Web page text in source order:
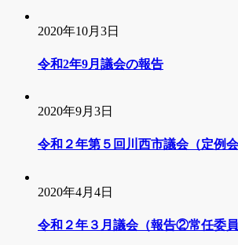
2020年10月3日
令和2年9月議会の報告
2020年9月3日
令和２年第５回川西市議会（定例
2020年4月4日
令和２年３月議会（報告②常任委